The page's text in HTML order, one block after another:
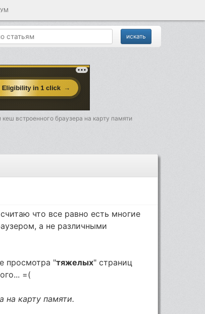
встроенного браузера на карту памяти
что все равно есть многие
а не различными
просмотра "тяжелых" страниц
=(
карту памяти.